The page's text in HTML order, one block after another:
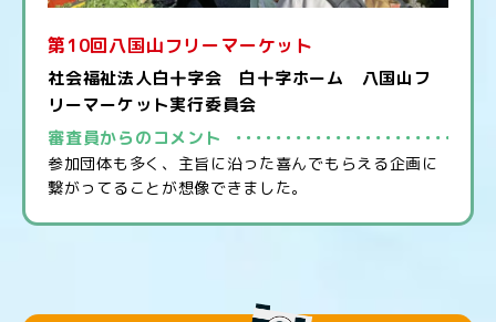
第10回八国山フリーマーケット
社会福祉法人白十字会 白十字ホーム 八国山フ
リーマーケット実行委員会
審査員からのコメント
参加団体も多く、主旨に沿った喜んでもらえる企画に
繋がってることが想像できました。